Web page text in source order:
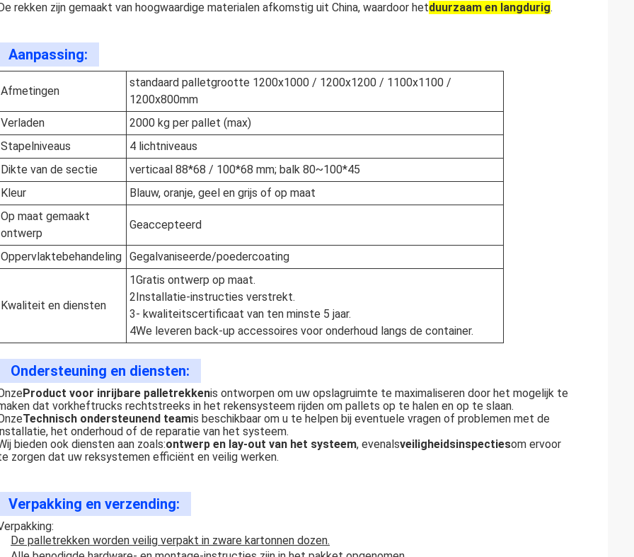
rekken zijn gemaakt van hoogwaardige materialen afkomstig uit China, waardoor hetduurzaam en langdurig.
Aanpassing:
Afmetingen
standaard palletgrootte 1200x1000 / 1200x1200 / 1100x1100 /
1200x800mm
Verladen
2000 kg per pallet (max)
Stapelniveaus
4 lichtniveaus
Dikte van de sectie
verticaal 88*68 / 100*68 mm; balk 80~100*45
Kleur
Blauw, oranje, geel en grijs of op maat
Op maat gemaakt
ontwerp
Geaccepteerd
Oppervlaktebehandeling Gegalvaniseerde/poedercoating
Kwaliteit en diensten
1Gratis ontwerp op maat.
2Installatie-instructies verstrekt.
3- kwaliteitscertificaat van ten minste 5 jaar.
4We leveren back-up accessoires voor onderhoud langs de container.
Ondersteuning en diensten:
Product voor inrijbare palletrekkenis ontworpen om uw opslagruimte te maximaliseren door het mogelijk te
dat vorkheftrucks rechtstreeks in het rekensysteem rijden om pallets op te halen en op te slaan.
Technisch ondersteunend teamis beschikbaar om u te helpen bij eventuele vragen of problemen met de
het onderhoud of de reparatie van het systeem.
bieden ook diensten aan zoals:ontwerp en lay-out van het systeem, evenalsveiligheidsinspectiesom ervoor
zorgen dat uw reksystemen efficiënt en veilig werken.
Verpakking en verzending:
De palletrekken worden veilig verpakt in zware kartonnen dozen.